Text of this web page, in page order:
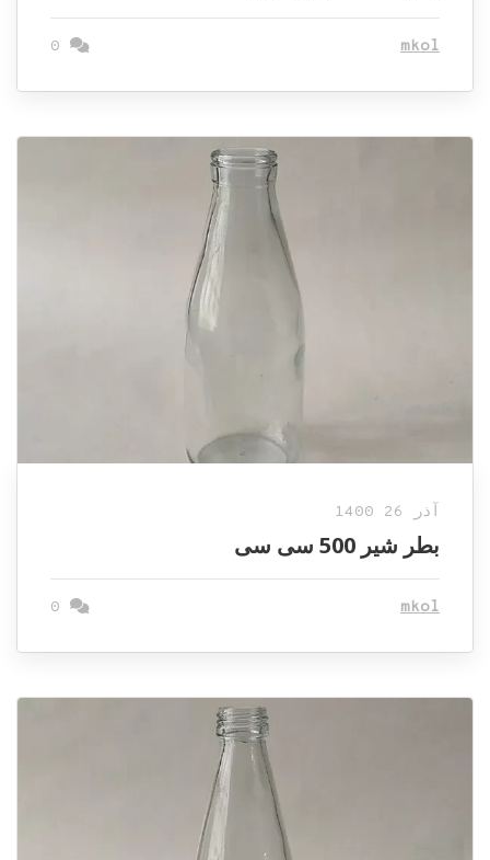
mkol
آذر 26 1400
بطر شیر 500 سی سی
mkol